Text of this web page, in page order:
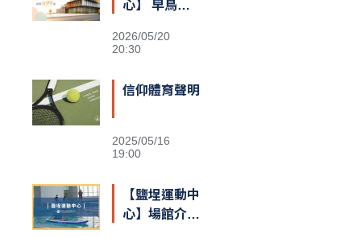
心】 早鳥預
2026/05/20
20:30
信仰體育聲明
2025/05/16
19:00
【鹽埕運動中
心】場館介紹